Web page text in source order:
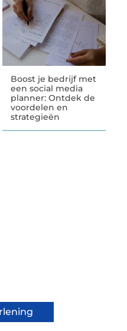
Boost je bedrijf met
een social media
planner: Ontdek de
voordelen en
strategieën